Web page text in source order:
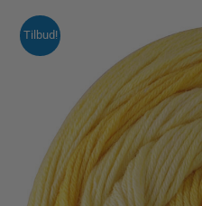
Tilbud!